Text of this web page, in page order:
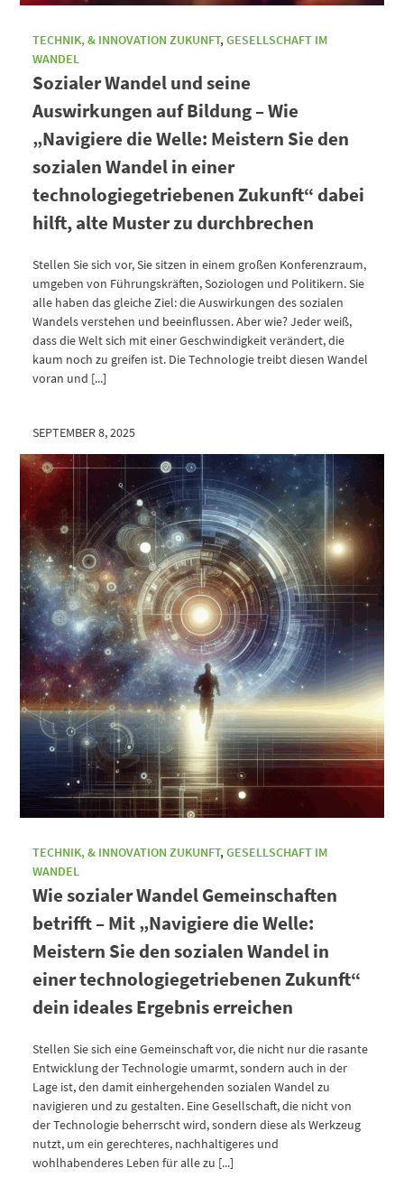
TECHNIK, & INNOVATION ZUKUNFT,GESELLSCHAFT IM
WANDEL
Sozialer Wandel und seine
Auswirkungen auf Bildung – Wie
„Navigiere die Welle: Meistern Sie den
sozialen Wandel in einer
technologiegetriebenen Zukunft“ dabei
hilft, alte Muster zu durchbrechen
Stellen Sie sich vor, Sie sitzen in einem großen Konferenzraum,
umgeben von Führungskräften, Soziologen und Politikern. Sie
alle haben das gleiche Ziel: die Auswirkungen des sozialen
Wandels verstehen und beeinflussen. Aber wie? Jeder weiß,
dass die Welt sich mit einer Geschwindigkeit verändert, die
kaum noch zu greifen ist. Die Technologie treibt diesen Wandel
voran und [...]
SEPTEMBER 8, 2025
TECHNIK, & INNOVATION ZUKUNFT,GESELLSCHAFT IM
WANDEL
Wie sozialer Wandel Gemeinschaften
betrifft – Mit „Navigiere die Welle:
Meistern Sie den sozialen Wandel in
einer technologiegetriebenen Zukunft“
dein ideales Ergebnis erreichen
Stellen Sie sich eine Gemeinschaft vor, die nicht nur die rasante
Entwicklung der Technologie umarmt, sondern auch in der
Lage ist, den damit einhergehenden sozialen Wandel zu
navigieren und zu gestalten. Eine Gesellschaft, die nicht von
der Technologie beherrscht wird, sondern diese als Werkzeug
nutzt, um ein gerechteres, nachhaltigeres und
wohlhabenderes Leben für alle zu [...]